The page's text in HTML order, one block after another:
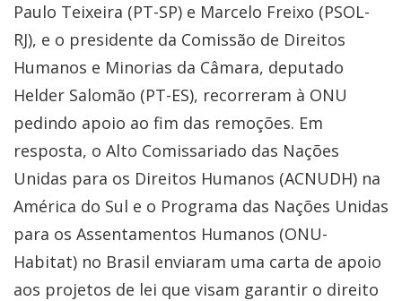
Paulo Teixeira (PT-SP) e Marcelo Freixo (PSOL-
RJ), e o presidente da Comissão de Direitos
Humanos e Minorias da Câmara, deputado
Helder Salomão (PT-ES), recorreram à ONU
pedindo apoio ao fim das remoções. Em
resposta, o Alto Comissariado das Nações
Unidas para os Direitos Humanos (ACNUDH) na
América do Sul e o Programa das Nações Unidas
para os Assentamentos Humanos (ONU-
Habitat) no Brasil enviaram uma carta de apoio
aos projetos de lei que visam garantir o direito